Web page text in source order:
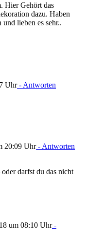
Hier Gehört das
dazu. Haben
lieben es sehr..
Uhr- Antworten
20:09 Uhr- Antworten
darfst du das nicht
um 08:10 Uhr-